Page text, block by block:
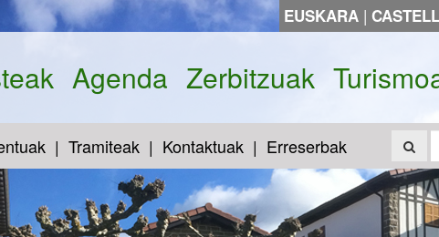
EUSKARA |
Agenda Zerbitzuak
Tramiteak Kontaktuak Erreserbak